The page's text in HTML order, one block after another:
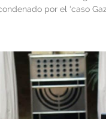
por el ‘caso